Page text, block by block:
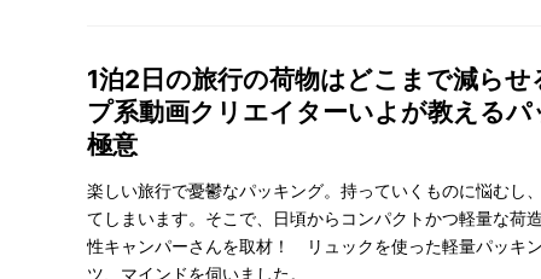
1泊2日の旅行の荷物はどこまで減らせ
プ系動画クリエイターいよが教える
極意
楽しい旅行で憂鬱なパッキング。持っていくものに悩むし
てしまいます。そこで、日頃からコンパクトかつ軽量な荷
性キャンパーさんを取材！ リュックを使った軽量パッキ
ツ、マインドを伺いました。